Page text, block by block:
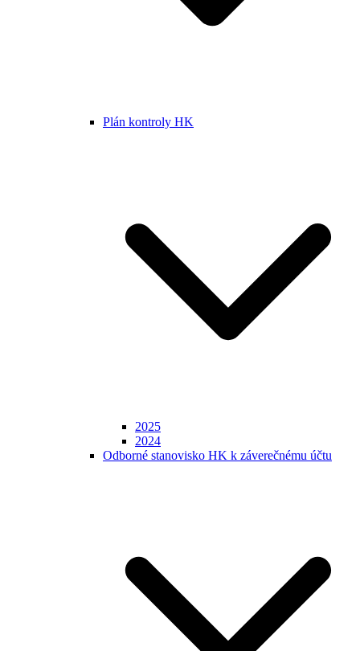
Plán kontroly HK
2025
2024
Odborné stanovisko HK k záverečnému účtu